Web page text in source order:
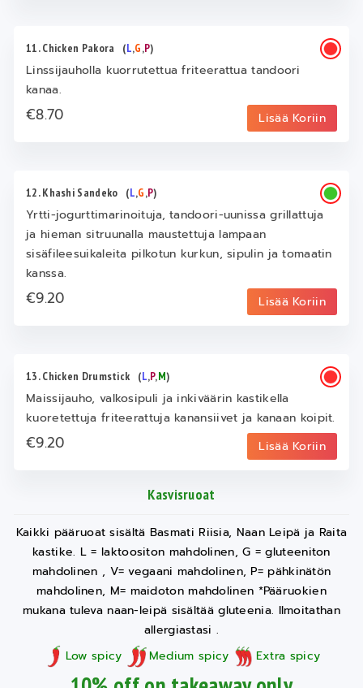
11. Chicken Pakora (L,G,P)
Linssijauholla kuorrutettua friteerattua tandoori
kanaa.
€8.70 Lisää Koriin
12. Khashi Sandeko (L,G,P)
Yrtti-jogurttimarinoituja, tandoori-uunissa grillattuja
ja hieman sitruunalla maustettuja lampaan
sisäfileesuikaleita pilkotun kurkun, sipulin ja tomaatin
kanssa.
€9.20 Lisää Koriin
13. Chicken Drumstick (L,P,M)
Maissijauho, valkosipuli ja inkiväärin kastikella
kuoretettuja friteerattuja kanansiivet ja kanaan koipit.
€9.20 Lisää Koriin
Kasvisruoat
Kaikki pääruoat sisältä Basmati Riisia, Naan Leipä ja Raita
kastike. L = laktoositon mahdolinen, G = gluteeniton
mahdolinen , V= vegaani mahdolinen, P= pähkinätön
mahdolinen, M= maidoton mahdolinen *Pääruokien
mukana tuleva naan-leipä sisältää gluteenia. Ilmoitathan
allergiastasi .
Low spicy
Medium spicy Extra spicy